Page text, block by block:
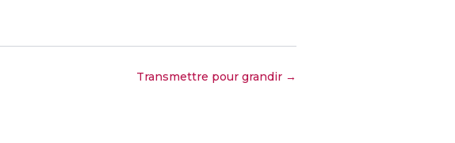
Transmettre pour grandir →